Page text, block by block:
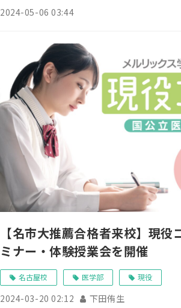
2024-05-06 03:44
【名市大推薦合格者来校】現役
ミナー・体験授業会を開催
名古屋校 医学部 現役
2024-03-20 02:12 下田侑生